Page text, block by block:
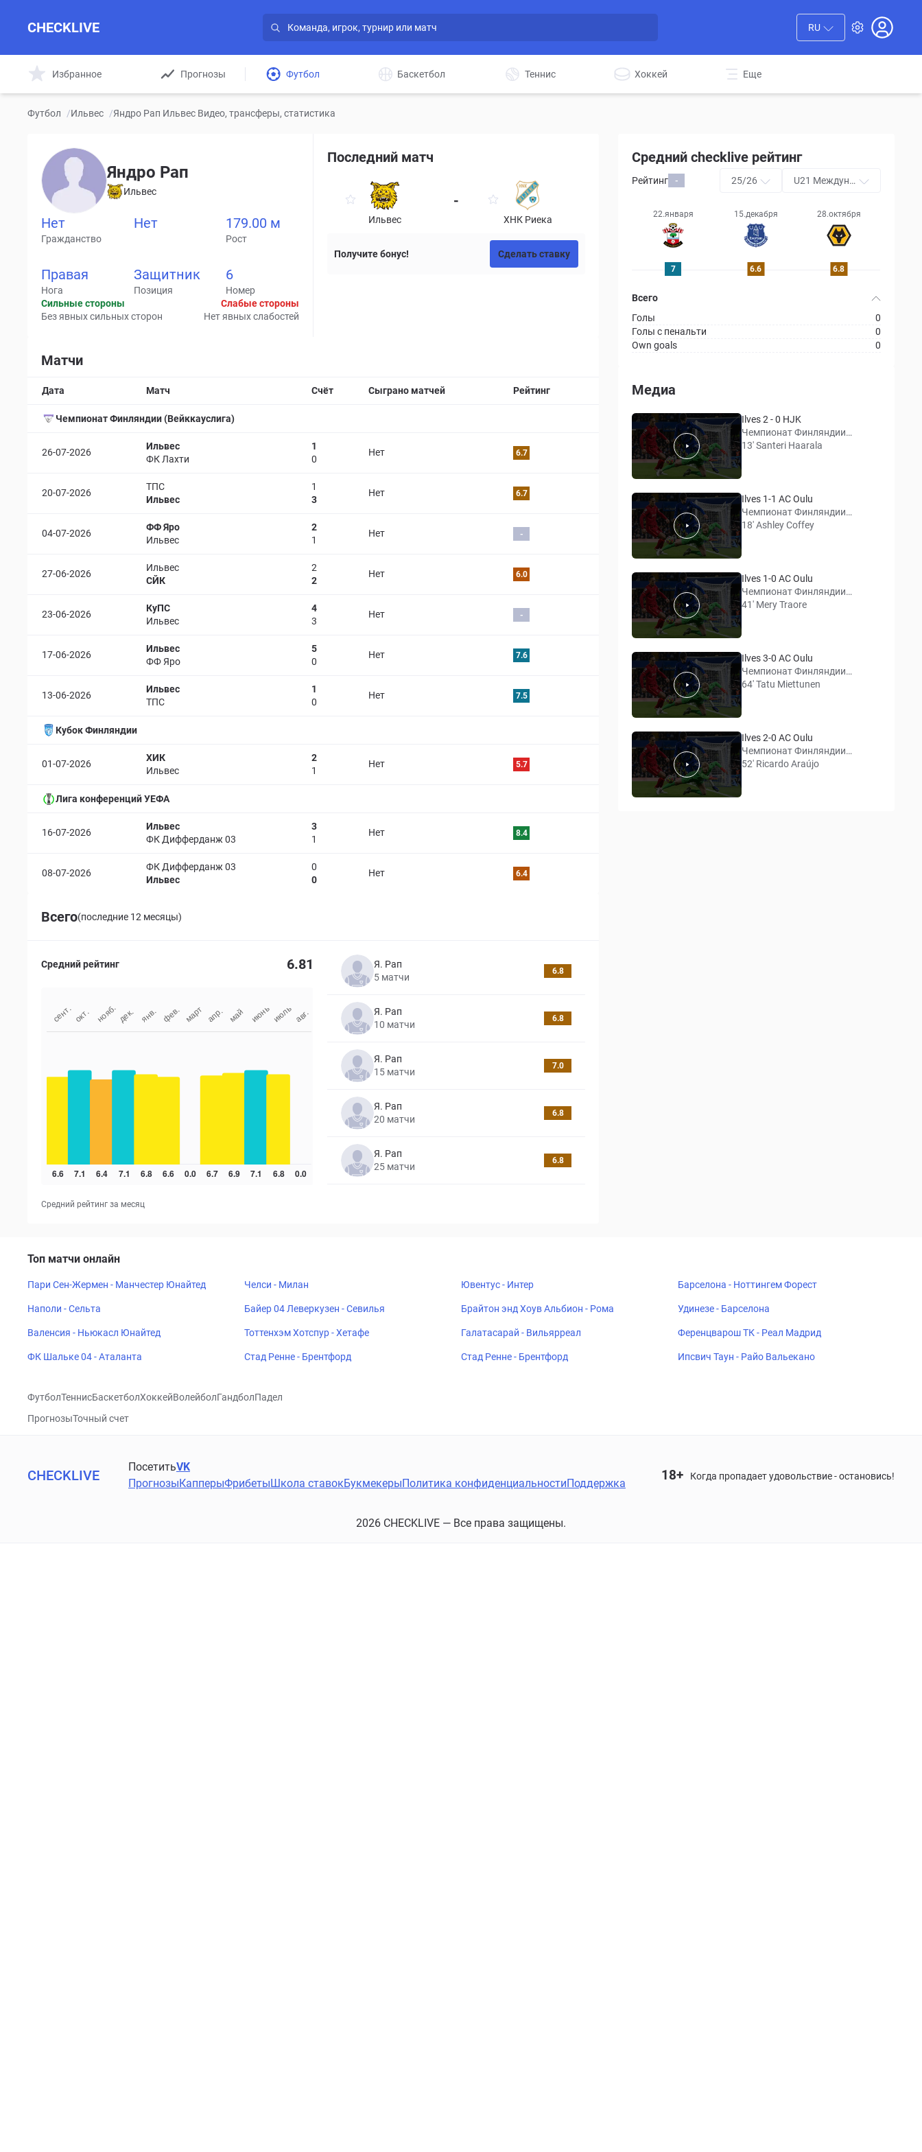
CHECKLIVE RU
Избранное Прогнозы Футбол Баскетбол Теннис Хоккей Еще
Футбол /Ильвес /Яндро Рап Ильвес Видео, трансферы, статистика
Яндро Рап
Ильвес
Нет
Гражданство
Нет 179.00 м
Рост
Правая
Нога
Защитник
Позиция
6
Номер
Сильные стороны
Без явных сильных сторон
Слабые стороны
Нет явных слабостей
Последний матч
Ильвес
-
ХНК Риека
Получите бонус! Сделать ставку
Матчи
Страница матча
Дата Матч Счёт Сыграно матчей Рейтинг
Чемпионат Финляндии (Вейккауслига)
26-07-2026
Ильвес
ФК Лахти
1
0
Нет 6.7
20-07-2026
ТПС
Ильвес
1
3
Нет 6.7
04-07-2026
ФФ Яро
Ильвес
2
1
Нет -
27-06-2026
Ильвес
СЙК
2
2
Нет 6.0
23-06-2026
КуПС
Ильвес
4
3
Нет -
17-06-2026
Ильвес
ФФ Яро
5
0
Нет 7.6
13-06-2026
Ильвес
ТПС
1
0
Нет 7.5
Кубок Финляндии
01-07-2026
ХИК
Ильвес
2
1
Нет 5.7
Лига конференций УЕФА
16-07-2026
Ильвес
ФК Дифферданж 03
3
1
Нет 8.4
08-07-2026
ФК Дифферданж 03
Ильвес
0
0
Нет 6.4
Всего(последние 12 месяцы)
Средний рейтинг 6.81
Средний рейтинг за месяц
Я. Рап
5 матчи
6.8
Я. Рап
10 матчи
6.8
Я. Рап
15 матчи
7.0
Я. Рап
20 матчи
6.8
Я. Рап
25 матчи
6.8
Средний checklive рейтинг
Рейтинг - 25/26
U21 Междуна
22.января 15.декабря 28.октября
7 6.6 6.8
Всего
Голы
0
Голы с пенальти
0
Own goals
0
Медиа
Ilves 2 - 0 HJK
Чемпионат Финляндии
(Вейккауслига)
13' Santeri Haarala
Ilves 1-1 AC Oulu
Чемпионат Финляндии
(Вейккауслига)
18' Ashley Coffey
Ilves 1-0 AC Oulu
Чемпионат Финляндии
(Вейккауслига)
41' Mery Traore
Ilves 3-0 AC Oulu
Чемпионат Финляндии
(Вейккауслига)
64' Tatu Miettunen
Ilves 2-0 AC Oulu
Чемпионат Финляндии
(Вейккауслига)
52' Ricardo Araújo
Топ матчи онлайн
Пари Сен-Жермен - Манчестер Юнайтед Челси - Милан Ювентус - Интер Барселона - Ноттингем Форест
Наполи - Сельта Байер 04 Леверкузен - Севилья Брайтон энд Хоув Альбион - Рома Удинезе - Барселона
Валенсия - Ньюкасл Юнайтед Тоттенхэм Хотспур - Хетафе Галатасарай - Вильярреал Ференцварош ТК - Реал Мадрид
ФК Шальке 04 - Аталанта Стад Ренне - Брентфорд Стад Ренне - Брентфорд Ипсвич Таун - Райо Вальекано
ФутболТеннисБаскетболХоккейВолейболГандболПадел
ПрогнозыТочный счет
CHECKLIVE
ПосетитьVK
ПрогнозыКапперыФрибетыШкола ставокБукмекерыПолитика конфиденциальностиПоддержка
18+ Когда пропадает удовольствие - остановись!
2026 CHECKLIVE — Все права защищены.